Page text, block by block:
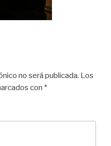
no será publicada. Los
con *